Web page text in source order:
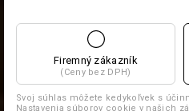
Firemný zákazník
(Ceny bez DPH)
Svoj súhlas môžete kedykoľvek s
Nastavenia súborov cookie v našich